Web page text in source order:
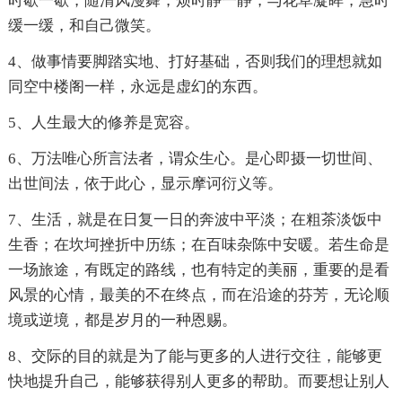
缓一缓，和自己微笑。
4、做事情要脚踏实地、打好基础，否则我们的理想就如
同空中楼阁一样，永远是虚幻的东西。
5、人生最大的修养是宽容。
6、万法唯心所言法者，谓众生心。是心即摄一切世间、
出世间法，依于此心，显示摩诃衍义等。
7、生活，就是在日复一日的奔波中平淡；在粗茶淡饭中
生香；在坎坷挫折中历练；在百味杂陈中安暖。若生命是
一场旅途，有既定的路线，也有特定的美丽，重要的是看
风景的心情，最美的不在终点，而在沿途的芬芳，无论顺
境或逆境，都是岁月的一种恩赐。
8、交际的目的就是为了能与更多的人进行交往，能够更
快地提升自己，能够获得别人更多的帮助。而要想让别人